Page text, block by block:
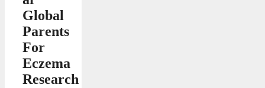
Global
Parents
For
Eczema
Research